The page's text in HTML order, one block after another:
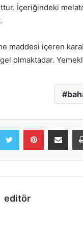
İçeriğindeki
maddesi içeren
olmaktadar.
X PinterestE-Posta ile
editör